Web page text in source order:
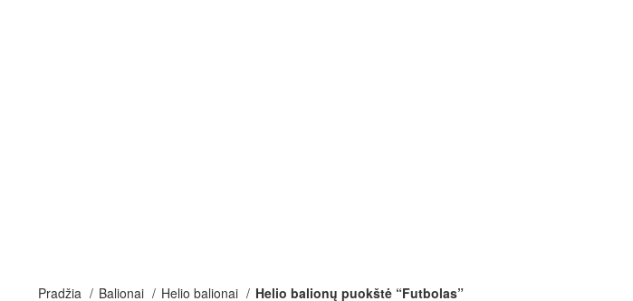
Pradžia Balionai Helio balionai
Helio balionų puokštė “Futbolas”